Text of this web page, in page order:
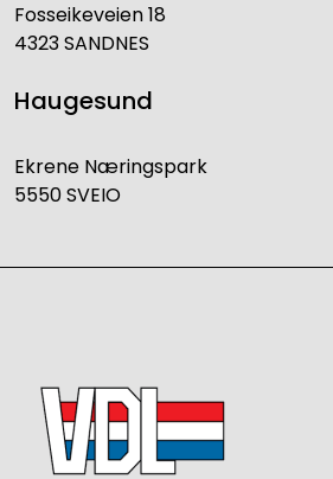
Fosseikeveien 18
4323 SANDNES
Haugesund
Ekrene Næringspark
5550 SVEIO